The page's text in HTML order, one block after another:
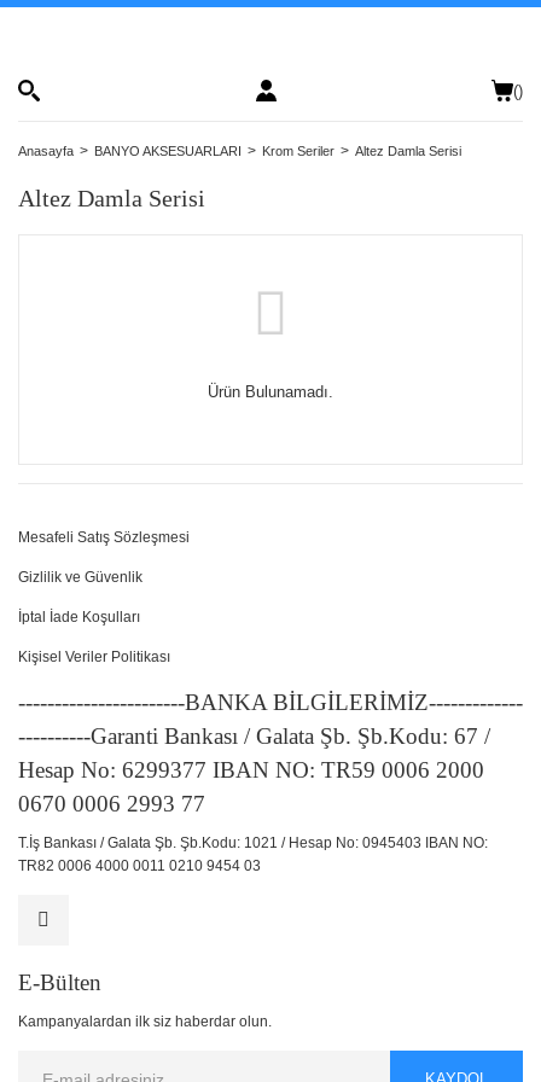
()
Anasayfa BANYO AKSESUARLARI Krom Seriler Altez Damla Serisi
Altez Damla Serisi
Ürün Bulunamadı.
Mesafeli Satış Sözleşmesi
Gizlilik ve Güvenlik
İptal İade Koşulları
Kişisel Veriler Politikası
-----------------------BANKA BİLGİLERİMİZ-------------
----------Garanti Bankası / Galata Şb. Şb.Kodu: 67 /
Hesap No: 6299377 IBAN NO: TR59 0006 2000
0670 0006 2993 77
T.İş Bankası / Galata Şb. Şb.Kodu: 1021 / Hesap No: 0945403 IBAN NO:
TR82 0006 4000 0011 0210 9454 03
E-Bülten
Kampanyalardan ilk siz haberdar olun.